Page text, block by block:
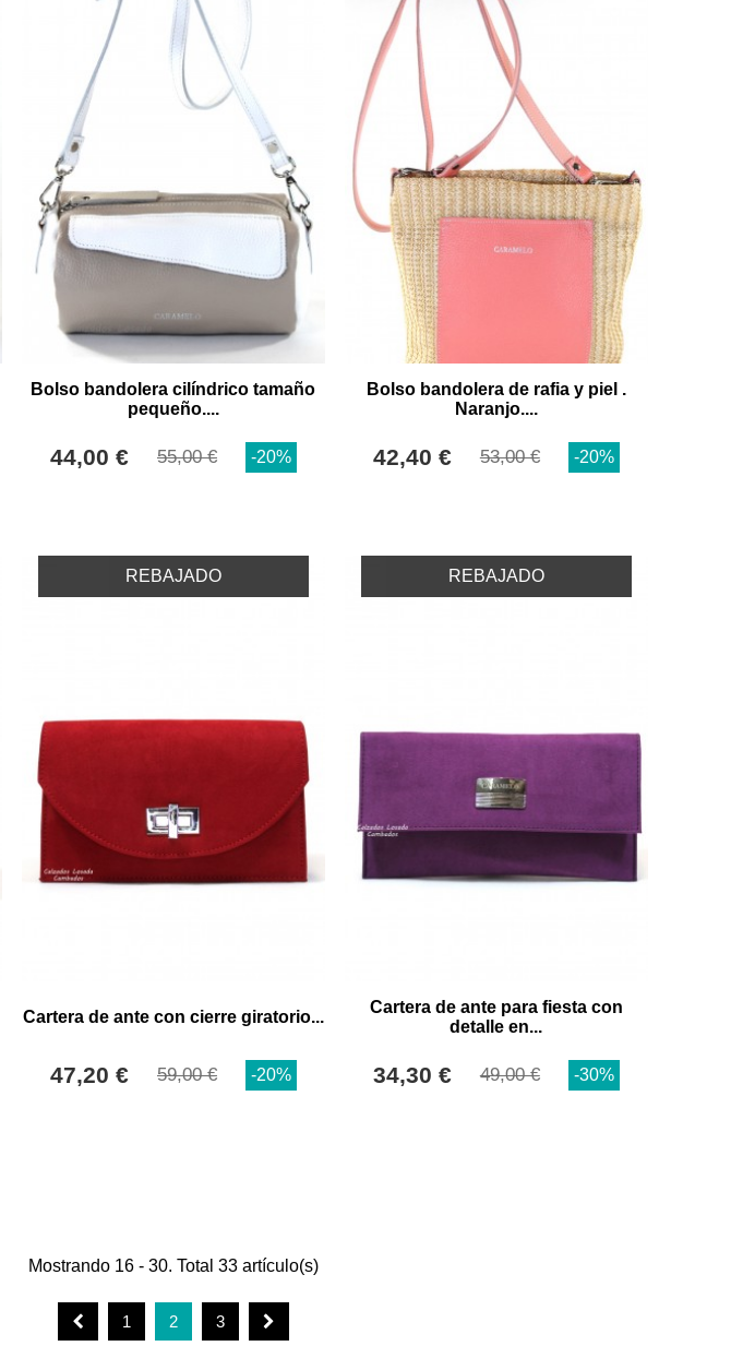
Bolso bandolera cilíndrico tamaño
pequeño....
44,00 € 55,00 € -20%
Bolso bandolera de rafia y piel .
Naranjo....
42,40 € 53,00 € -20%
REBAJADO
Cartera de ante con cierre giratorio...
47,20 € 59,00 € -20%
REBAJADO
Cartera de ante para fiesta con
detalle en...
34,30 € 49,00 € -30%
Mostrando 16 - 30. Total 33 artículo(s)
1 2 3